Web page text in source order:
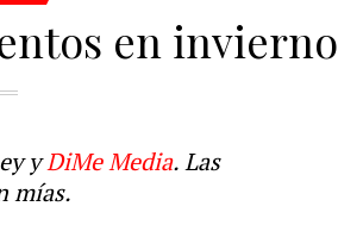
en invierno
yDiMe Media. Las
mías.